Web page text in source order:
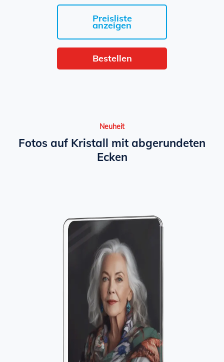
Preisliste
anzeigen
Bestellen
Neuheit
Fotos auf Kristall mit abgerundeten
Ecken